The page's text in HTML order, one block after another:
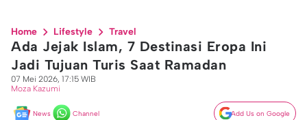
Home Lifestyle Travel
Ada Jejak Islam, 7 Destinasi Eropa Ini
Jadi Tujuan Turis Saat Ramadan
07 Mei 2026, 17:15 WIB
Moza Kazumi
News Channel Add Us on Google